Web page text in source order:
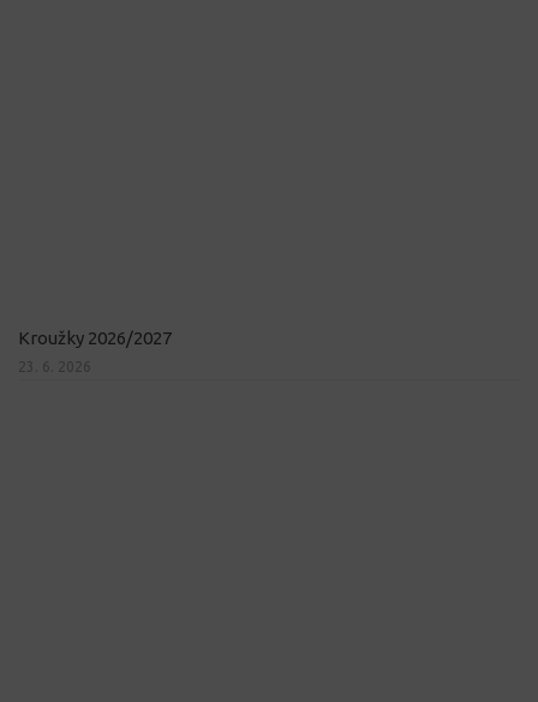
Kroužky 2026/2027
23. 6. 2026